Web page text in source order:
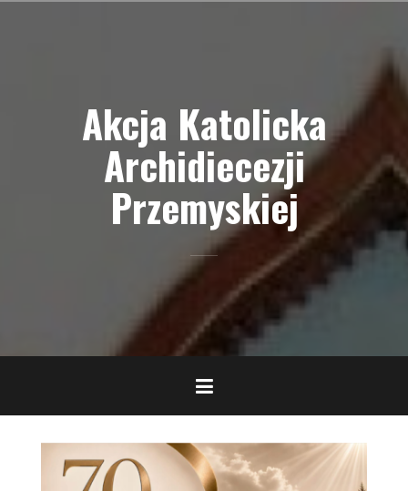
Akcja Katolicka
Archidiecezji
Przemyskiej